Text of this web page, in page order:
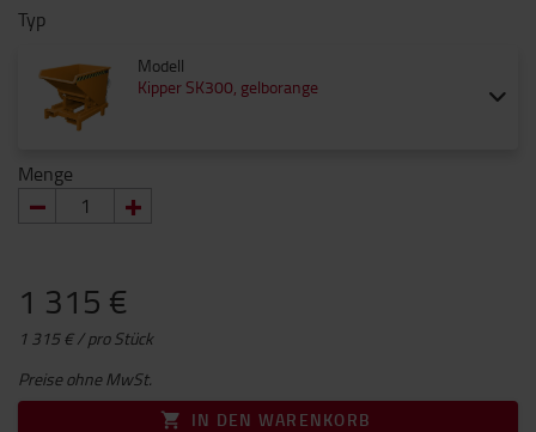
Typ
Modell
Kipper SK300, gelborange
Menge
1 315 €
1 315 € / pro Stück
Preise ohne MwSt.
IN DEN WARENKORB